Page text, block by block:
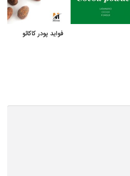
فواید پودر کاکائو